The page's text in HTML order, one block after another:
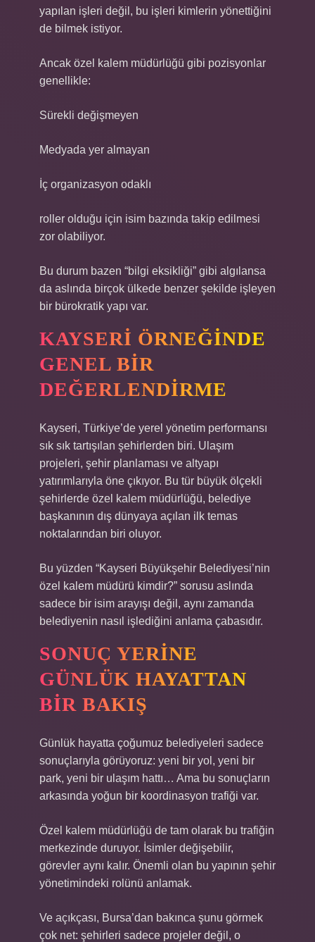
yapılan işleri değil, bu işleri kimlerin yönettiğini
de bilmek istiyor.
Ancak özel kalem müdürlüğü gibi pozisyonlar
genellikle:
Sürekli değişmeyen
Medyada yer almayan
İç organizasyon odaklı
roller olduğu için isim bazında takip edilmesi
zor olabiliyor.
Bu durum bazen “bilgi eksikliği” gibi algılansa
da aslında birçok ülkede benzer şekilde işleyen
bir bürokratik yapı var.
KAYSERI ÖRNEĞINDE
GENEL BIR
DEĞERLENDIRME
Kayseri, Türkiye’de yerel yönetim performansı
sık sık tartışılan şehirlerden biri. Ulaşım
projeleri, şehir planlaması ve altyapı
yatırımlarıyla öne çıkıyor. Bu tür büyük ölçekli
şehirlerde özel kalem müdürlüğü, belediye
başkanının dış dünyaya açılan ilk temas
noktalarından biri oluyor.
Bu yüzden “Kayseri Büyükşehir Belediyesi’nin
özel kalem müdürü kimdir?” sorusu aslında
sadece bir isim arayışı değil, aynı zamanda
belediyenin nasıl işlediğini anlama çabasıdır.
SONUÇ YERINE
GÜNLÜK HAYATTAN
BIR BAKIŞ
Günlük hayatta çoğumuz belediyeleri sadece
sonuçlarıyla görüyoruz: yeni bir yol, yeni bir
park, yeni bir ulaşım hattı… Ama bu sonuçların
arkasında yoğun bir koordinasyon trafiği var.
Özel kalem müdürlüğü de tam olarak bu trafiğin
merkezinde duruyor. İsimler değişebilir,
görevler aynı kalır. Önemli olan bu yapının şehir
yönetimindeki rolünü anlamak.
Ve açıkçası, Bursa’dan bakınca şunu görmek
çok net: şehirleri sadece projeler değil, o